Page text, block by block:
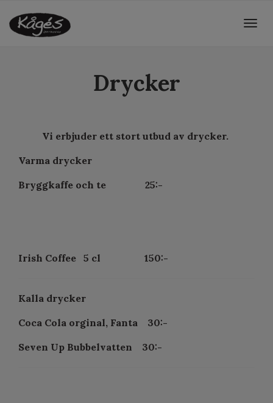
Drycker
Vi erbjuder ett stort utbud av drycker.
Varma drycker
Bryggkaffe och te 25:-
Irish Coffee 5 cl 150:-
Kalla drycker
Coca Cola orginal, Fanta 30:-
Seven Up Bubbelvatten 30:-